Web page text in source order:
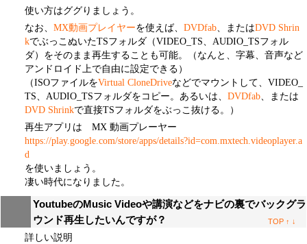
使い方はググりましょう。
なお、 MX動画プレイヤーを使えば、 DVDfab、またはDVD Shrin
kでぶっこぬいたTSフォルダ（VIDEO_TS、AUDIO_TSフォル
ダ）をそのまま再生することも可能。（なんと、字幕、音声など
アンドロイド上で自由に設定できる）
（ISOファイルをVirtual CloneDriveなどでマウントして、VIDEO_
TS、AUDIO_TSフォルダをコピー。あるいは、 DVDfab、または
DVD Shrinkで直接TSフォルダをぶっこ抜ける。）
再生アプリは MX 動画プレーヤー
https://play.google.com/store/apps/details?id=com.mxtech.videoplayer.a
d
を使いましょう。
凄い時代になりました。
YoutubeのMusic Videoや講演などをナビの裏でバックグラ
ウンド再生したいんですが？
TOP ↑ ↓
詳しい説明